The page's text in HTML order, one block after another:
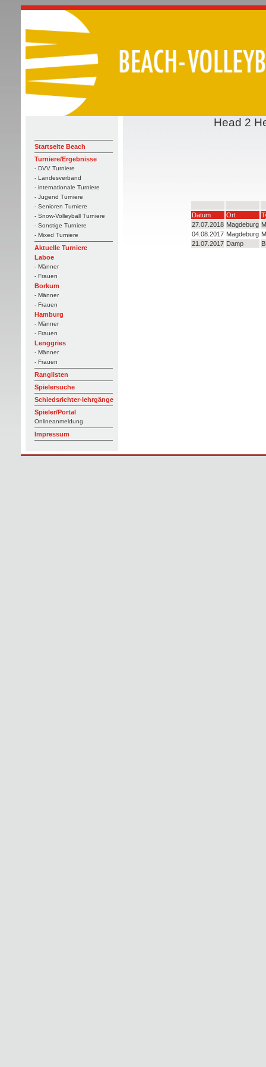
Startseite Beach
Turniere/Ergebnisse
- DVV Turniere
- Landesverband
- internationale Turniere
- Jugend Turniere
- Senioren Turniere
- Snow-Volleyball Turniere
- Sonstige Turniere
- Mixed Turniere
Aktuelle Turniere
Laboe
- Männer
- Frauen
Borkum
- Männer
- Frauen
Hamburg
- Männer
- Frauen
Lenggries
- Männer
- Frauen
Ranglisten
Spielersuche
Schiedsrichter-lehrgänge
Spieler/Portal
Onlineanmeldung
Impressum
Head 2
Datum Ort
27.07.2018 Magdeburg
04.08.2017 Magdeburg
21.07.2017 Damp